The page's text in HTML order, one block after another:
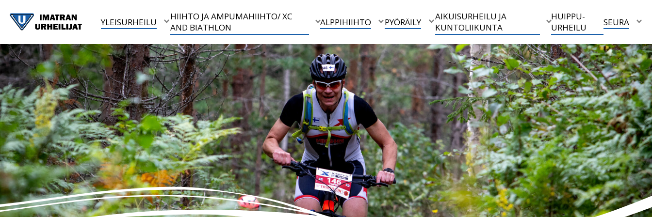
YLEISURHEILU
HIIHTO JA AMPUMAHIIHTO/ XC
AND BIATHLON
ALPPIHIIHTO PYÖRÄILY
AIKUISURHEILU JA
KUNTOLIIKUNTA
HUIPPU-
URHEILU
SEURA